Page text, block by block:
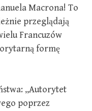
Macrona! To
przeglądają
Francuzów
formę
„Autorytet
poprzez